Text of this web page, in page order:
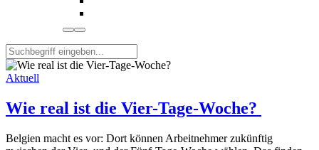
Aktuell
Wie real ist die Vier-Tage-Woche?
Belgien macht es vor: Dort können Arbeitnehmer zukünftig